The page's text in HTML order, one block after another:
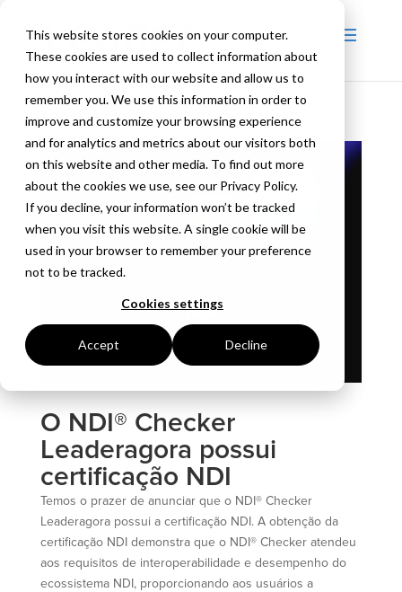
This website stores cookies on your computer.
These cookies are used to collect information about
how you interact with our website and allow us to
remember you. We use this information in order to
improve and customize your browsing experience
and for analytics and metrics about our visitors both
on this website and other media. To find out more
about the cookies we use, see our Privacy Policy.
If you decline, your information won’t be tracked
when you visit this website. A single cookie will be
used in your browser to remember your preference
not to be tracked.
Cookies settings
Accept Decline
O NDI® Checker
Leaderagora possui
certificação NDI
Temos o prazer de anunciar que o NDI® Checker
Leaderagora possui a certificação NDI. A obtenção da
certificação NDI demonstra que o NDI® Checker atendeu
aos requisitos de interoperabilidade e desempenho do
ecossistema NDI, proporcionando aos usuários a